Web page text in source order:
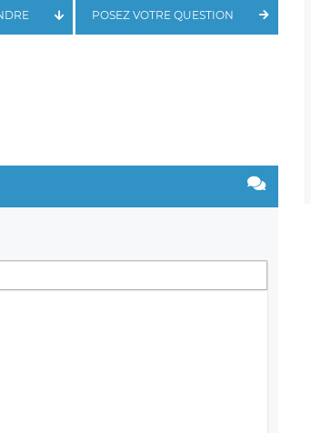
POSEZ VOTRE QUESTION